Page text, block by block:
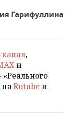
Гарифуллина
канал,
и
«Реального
наRutube и